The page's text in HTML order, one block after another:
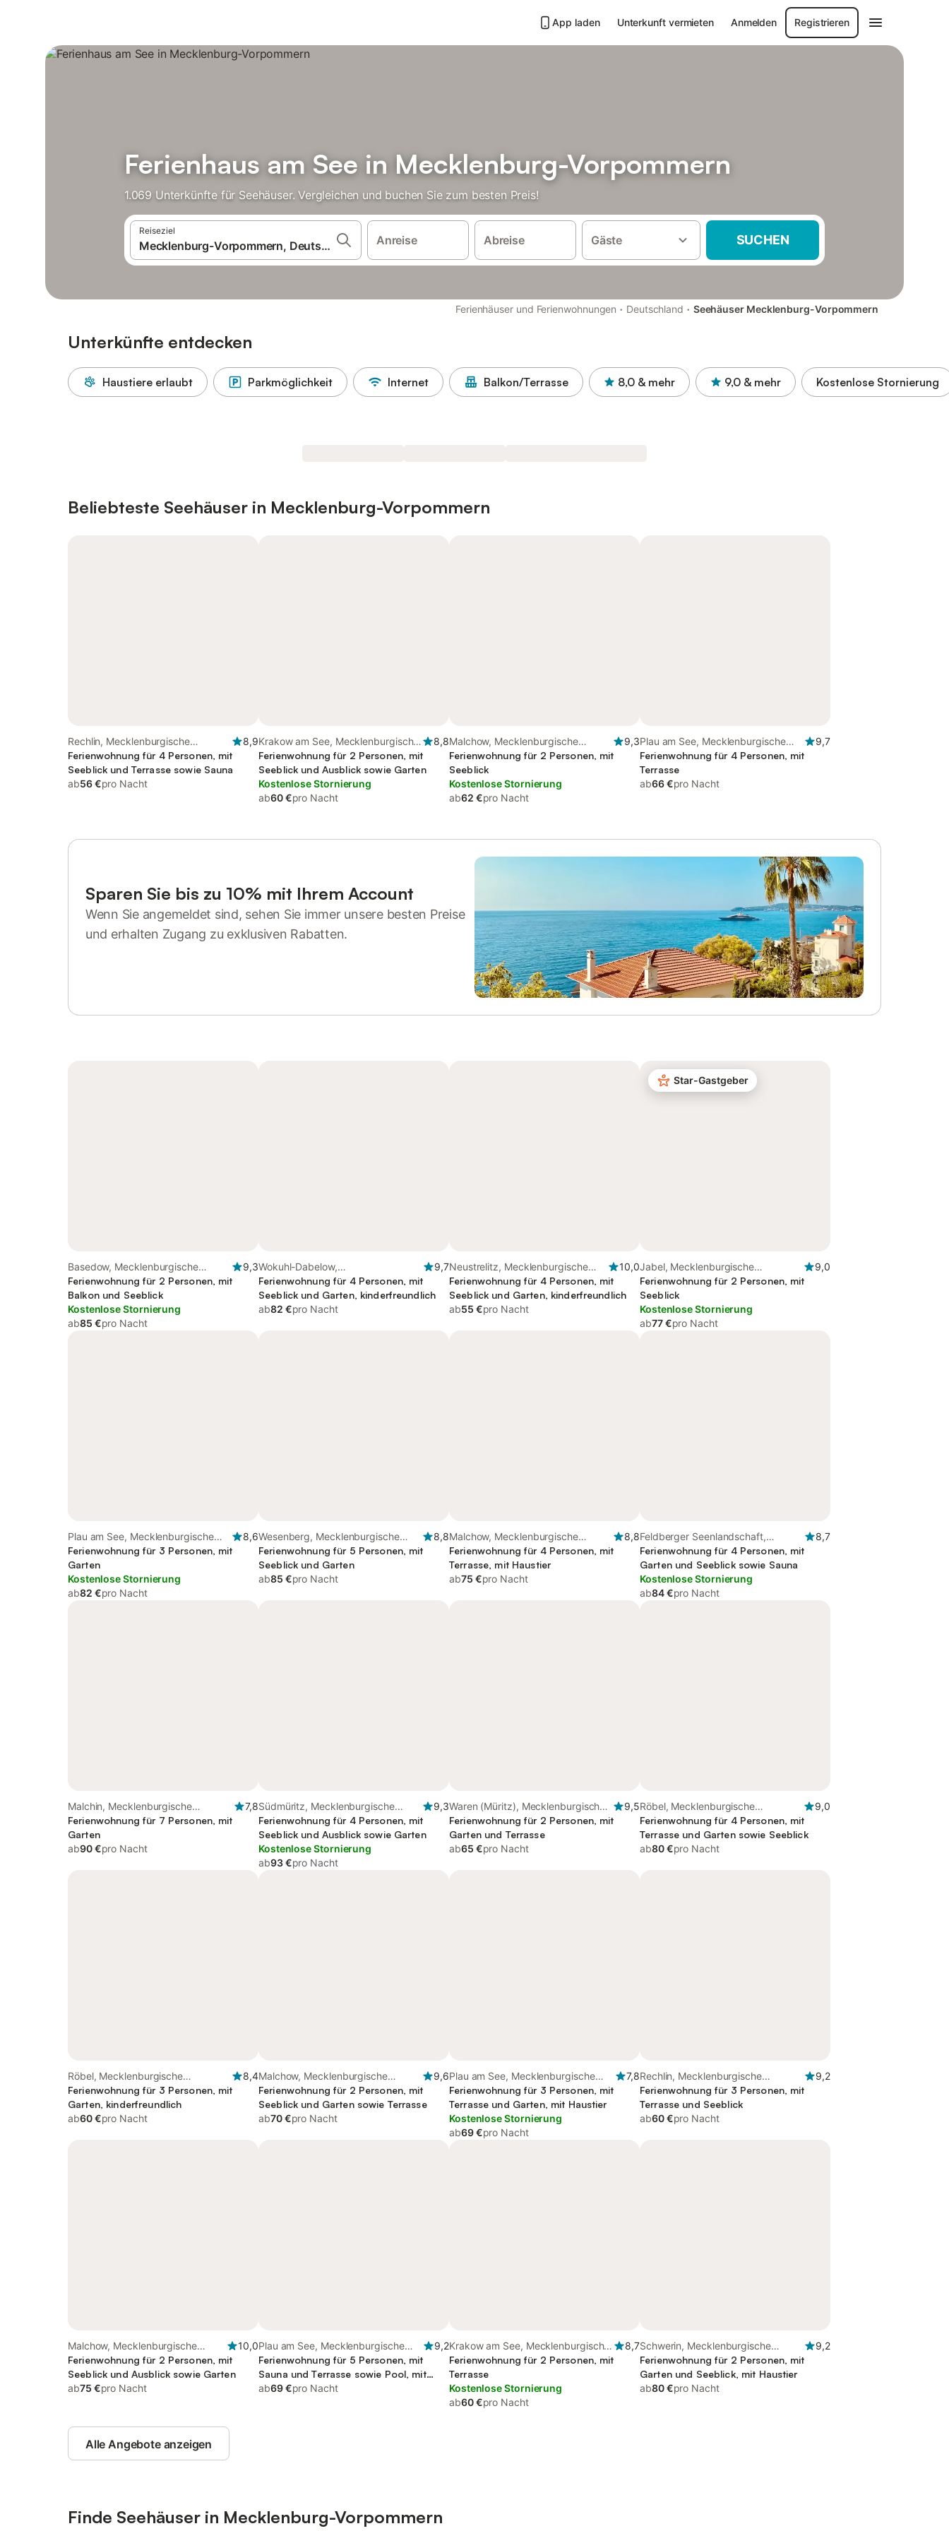
App laden Unterkunft vermieten Anmelden Registrieren
Ferienhaus am See in Mecklenburg-Vorpommern
1.069 Unterkünfte für Seehäuser. Vergleichen und buchen Sie zum besten Preis!
Reiseziel
Anreise Abreise Gäste SUCHEN
Ferienhäuser und Ferienwohnungen · Deutschland · Seehäuser Mecklenburg-Vorpommern
Unterkünfte entdecken
Haustiere erlaubt Parkmöglichkeit Internet Balkon/Terrasse 8,0 & mehr 9,0 & mehr Kostenlose Stornierung
Beliebteste Seehäuser in Mecklenburg-Vorpommern
Rechlin, Mecklenburgische
Seenplatte
8,9
Ferienwohnung für 4 Personen, mit
Seeblick und Terrasse sowie Sauna
ab56 €pro Nacht
Krakow am See, Mecklenburgische
Seenplatte
8,8
Ferienwohnung für 2 Personen, mit
Seeblick und Ausblick sowie Garten
Kostenlose Stornierung
ab60 €pro Nacht
Malchow, Mecklenburgische
Seenplatte
9,3
Ferienwohnung für 2 Personen, mit
Seeblick
Kostenlose Stornierung
ab62 €pro Nacht
Plau am See, Mecklenburgische
Seenplatte
9,7
Ferienwohnung für 4 Personen, mit
Terrasse
ab66 €pro Nacht
Sparen Sie bis zu 10% mit Ihrem Account
Wenn Sie angemeldet sind, sehen Sie immer unsere besten Preise
und erhalten Zugang zu exklusiven Rabatten.
Basedow, Mecklenburgische
Seenplatte
9,3
Ferienwohnung für 2 Personen, mit
Balkon und Seeblick
Kostenlose Stornierung
ab85 €pro Nacht
Wokuhl-Dabelow,
Mecklenburgische Seenplatte
9,7
Ferienwohnung für 4 Personen, mit
Seeblick und Garten, kinderfreundlich
ab82 €pro Nacht
Neustrelitz, Mecklenburgische
Seenplatte
10,0
Ferienwohnung für 4 Personen, mit
Seeblick und Garten, kinderfreundlich
ab55 €pro Nacht
Star-Gastgeber
Jabel, Mecklenburgische
Seenplatte
9,0
Ferienwohnung für 2 Personen, mit
Seeblick
Kostenlose Stornierung
ab77 €pro Nacht
Plau am See, Mecklenburgische
Seenplatte
8,6
Ferienwohnung für 3 Personen, mit
Garten
Kostenlose Stornierung
ab82 €pro Nacht
Wesenberg, Mecklenburgische
Seenplatte
8,8
Ferienwohnung für 5 Personen, mit
Seeblick und Garten
ab85 €pro Nacht
Malchow, Mecklenburgische
Seenplatte
8,8
Ferienwohnung für 4 Personen, mit
Terrasse, mit Haustier
ab75 €pro Nacht
Feldberger Seenlandschaft,
Mecklenburgische Seenplatte
8,7
Ferienwohnung für 4 Personen, mit
Garten und Seeblick sowie Sauna
Kostenlose Stornierung
ab84 €pro Nacht
Malchin, Mecklenburgische
Seenplatte
7,8
Ferienwohnung für 7 Personen, mit
Garten
ab90 €pro Nacht
Südmüritz, Mecklenburgische
Seenplatte
9,3
Ferienwohnung für 4 Personen, mit
Seeblick und Ausblick sowie Garten
Kostenlose Stornierung
ab93 €pro Nacht
Waren (Müritz), Mecklenburgische
Seenplatte
9,5
Ferienwohnung für 2 Personen, mit
Garten und Terrasse
ab65 €pro Nacht
Röbel, Mecklenburgische
Seenplatte
9,0
Ferienwohnung für 4 Personen, mit
Terrasse und Garten sowie Seeblick
ab80 €pro Nacht
Röbel, Mecklenburgische
Seenplatte
8,4
Ferienwohnung für 3 Personen, mit
Garten, kinderfreundlich
ab60 €pro Nacht
Malchow, Mecklenburgische
Seenplatte
9,6
Ferienwohnung für 2 Personen, mit
Seeblick und Garten sowie Terrasse
ab70 €pro Nacht
Plau am See, Mecklenburgische
Seenplatte
7,8
Ferienwohnung für 3 Personen, mit
Terrasse und Garten, mit Haustier
Kostenlose Stornierung
ab69 €pro Nacht
Rechlin, Mecklenburgische
Seenplatte
9,2
Ferienwohnung für 3 Personen, mit
Terrasse und Seeblick
ab60 €pro Nacht
Malchow, Mecklenburgische
Seenplatte
10,0
Ferienwohnung für 2 Personen, mit
Seeblick und Ausblick sowie Garten
ab75 €pro Nacht
Plau am See, Mecklenburgische
Seenplatte
9,2
Ferienwohnung für 5 Personen, mit
Sauna und Terrasse sowie Pool, mit
Haustier
ab69 €pro Nacht
Krakow am See, Mecklenburgische
Seenplatte
8,7
Ferienwohnung für 2 Personen, mit
Terrasse
Kostenlose Stornierung
ab60 €pro Nacht
Schwerin, Mecklenburgische
Seenplatte
9,2
Ferienwohnung für 2 Personen, mit
Garten und Seeblick, mit Haustier
ab80 €pro Nacht
Alle Angebote anzeigen
Finde Seehäuser in Mecklenburg-Vorpommern